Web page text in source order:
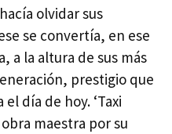
olvidar sus
se convertía, en ese
a la altura de sus más
prestigio que
día de hoy. ‘Taxi
maestra por su